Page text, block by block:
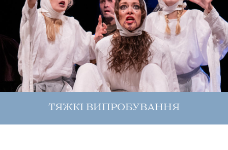
ТЯЖКІ ВИПРОБУВАННЯ